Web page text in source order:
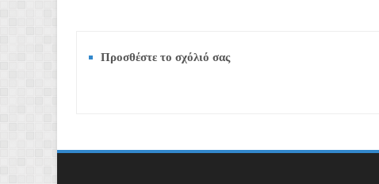
Προσθέστε το σχόλιό σας